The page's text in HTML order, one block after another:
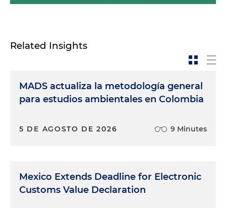
Related Insights
MADS actualiza la metodología general
para estudios ambientales en Colombia
5 DE AGOSTO DE 2026 9 Minutes
Mexico Extends Deadline for Electronic
Customs Value Declaration